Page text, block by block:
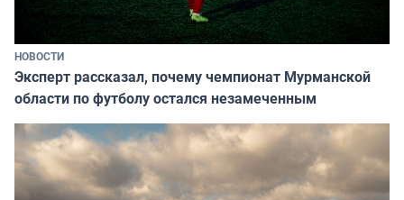
НОВОСТИ
Эксперт рассказал, почему чемпионат Мурманской
области по футболу остался незамеченным